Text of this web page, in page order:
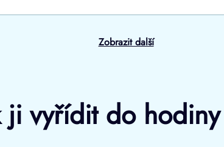
Zobrazit další
ji vyřídit do